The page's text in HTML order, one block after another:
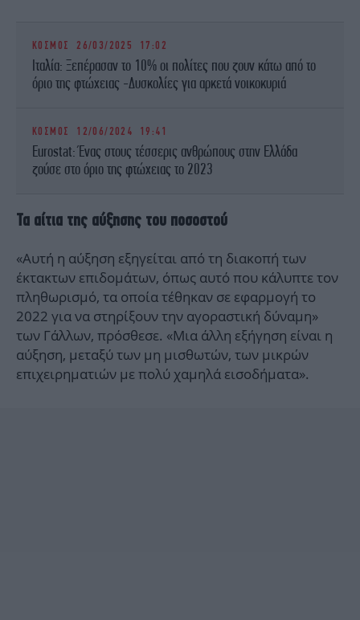
ΚΟΣΜΟΣ 26/03/2025 17:02
Ιταλία: Ξεπέρασαν το 10% οι πολίτες που ζουν κάτω από το
όριο της φτώχειας -Δυσκολίες για αρκετά νοικοκυριά
ΚΟΣΜΟΣ 12/06/2024 19:41
Eurostat: Ένας στους τέσσερις ανθρώπους στην Ελλάδα
ζούσε στο όριο της φτώχειας το 2023
Τα αίτια της αύξησης του ποσοστού
«Αυτή η αύξηση εξηγείται από τη διακοπή των
έκτακτων επιδομάτων, όπως αυτό που κάλυπτε τον
πληθωρισμό, τα οποία τέθηκαν σε εφαρμογή το
2022 για να στηρίξουν την αγοραστική δύναμη»
των Γάλλων, πρόσθεσε. «Μια άλλη εξήγηση είναι η
αύξηση, μεταξύ των μη μισθωτών, των μικρών
επιχειρηματιών με πολύ χαμηλά εισοδήματα».